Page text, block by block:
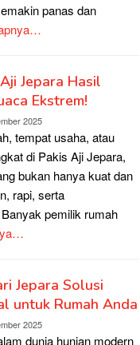
panas dan
Jepara Hasil
Ekstrem!
2025
tempat usaha, atau
di Pakis Aji Jepara,
bukan hanya kuat dan
rapi, serta
pemilik rumah
Jepara Solusi
untuk Rumah Anda
2025
dunia hunian modern